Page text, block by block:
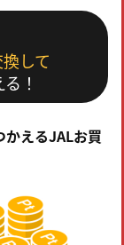
して
！
かえるJALお買